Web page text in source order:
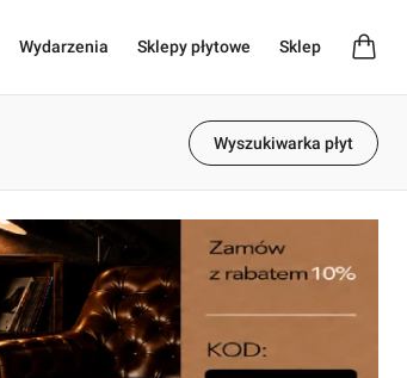
Wydarzenia Sklepy płytowe Sklep
Wyszukiwarka płyt